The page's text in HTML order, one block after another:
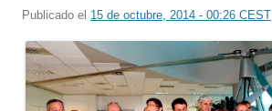
Publicado el 15 de octubre, 2014 - 00:26 CEST